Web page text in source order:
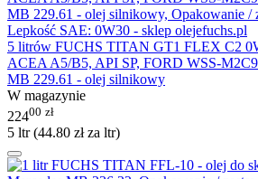
5 litrów FUCHS TITAN GT1 FLEX C2
ACEA A5/B5, API SP, FORD WSS-
MB 229.61 - olej silnikowy
W magazynie
22400 zł
5 ltr (44.80 złza ltr)